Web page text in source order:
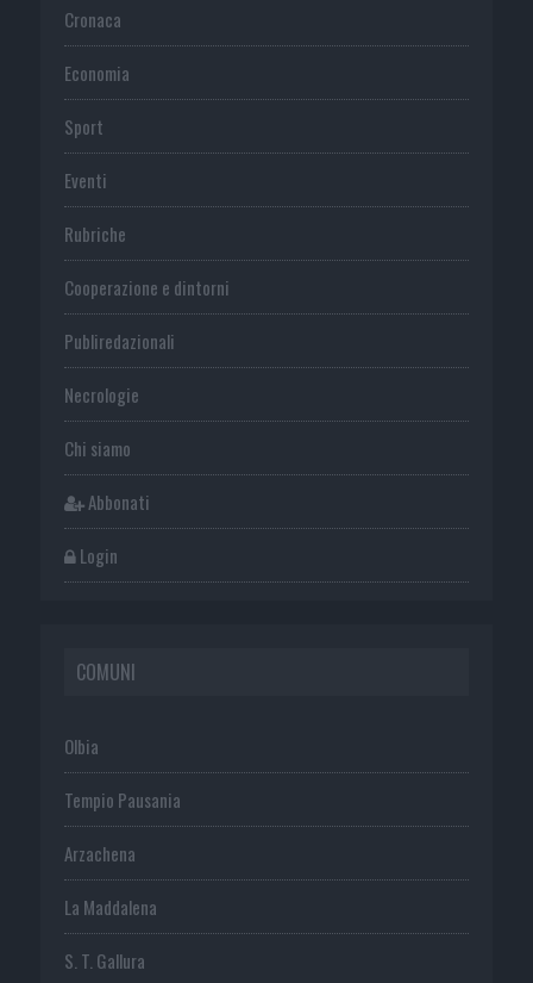
Cronaca
Economia
Sport
Eventi
Rubriche
Cooperazione e dintorni
Publiredazionali
Necrologie
Chi siamo
Abbonati
Login
COMUNI
Olbia
Tempio Pausania
Arzachena
La Maddalena
S. T. Gallura